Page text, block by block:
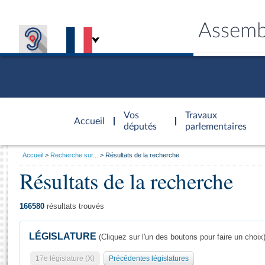
Accueil
d'accueil
Vos
députés
Travaux
parlementaires
Général
Vous
Accueil Recherche sur... Résultats de la recherche
Résultats de la recherche
166580 résultats trouvés
LÉGISLATURE (Cliquez sur l'un des boutons pour faire un choix)
17e législature (X) Précédentes législatures